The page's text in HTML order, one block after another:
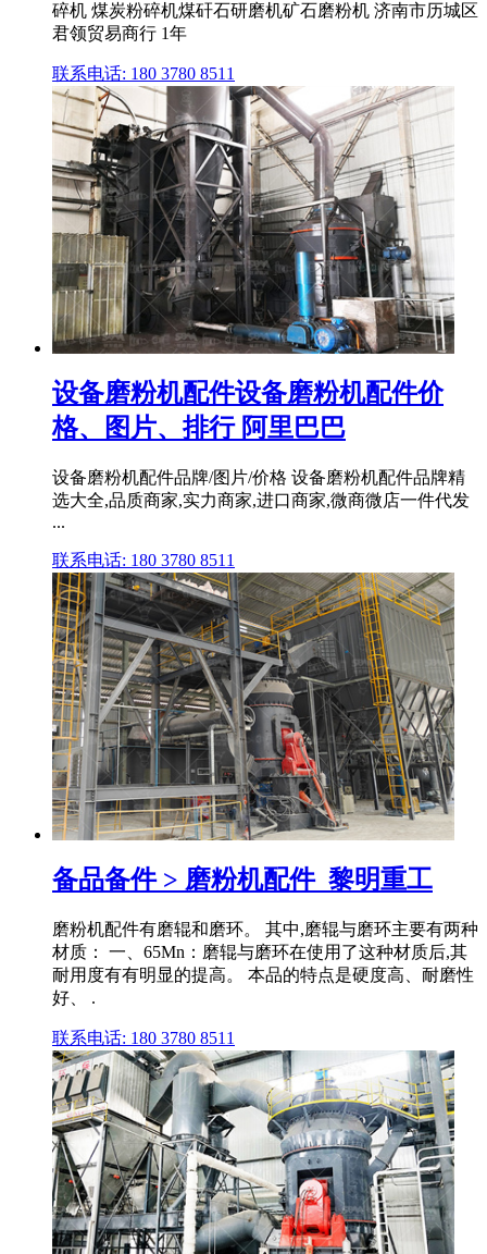
碎机 煤炭粉碎机煤矸石研磨机矿石磨粉机 济南市历城区
君领贸易商行 1年
联系电话: 180 3780 8511
设备磨粉机配件设备磨粉机配件价
格、图片、排行 阿里巴巴
设备磨粉机配件品牌/图片/价格 设备磨粉机配件品牌精
选大全,品质商家,实力商家,进口商家,微商微店一件代发
...
联系电话: 180 3780 8511
备品备件 > 磨粉机配件_黎明重工
磨粉机配件有磨辊和磨环。 其中,磨辊与磨环主要有两种
材质： 一、65Mn：磨辊与磨环在使用了这种材质后,其
耐用度有有明显的提高。 本品的特点是硬度高、耐磨性
好、 .
联系电话: 180 3780 8511